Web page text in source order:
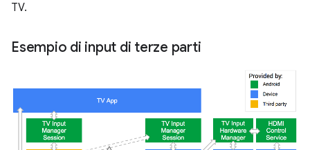
TV.
Esempio di input di terze parti